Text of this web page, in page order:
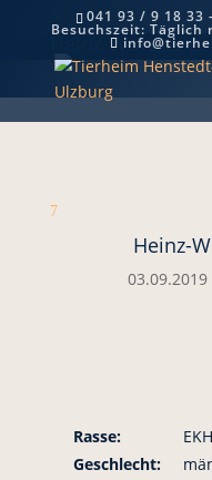
041 93 / 9 18
Besuchszeit: Täglich
Heinz-
7
Heinz-
03.09.2019
Rasse:
EKH
Geschlecht: